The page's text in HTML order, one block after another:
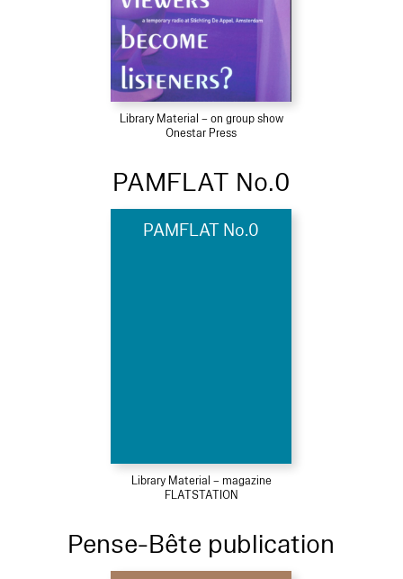
Library Material – on group show
Onestar Press
PAMFLAT No.0
PAMFLAT No.0
Library Material – magazine
FLATSTATION
Pense-Bête publication